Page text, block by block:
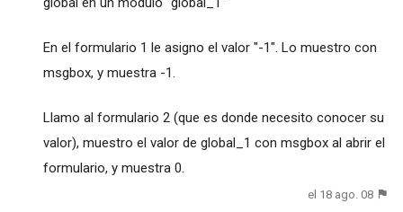
En el formulario 1 le asigno el valor "-1". Lo muestro con
msgbox, y muestra -1.
Llamo al formulario 2 (que es donde necesito conocer su
valor), muestro el valor de global_1 con msgbox al abrir el
formulario, y muestra 0.
el 18 ago. 08